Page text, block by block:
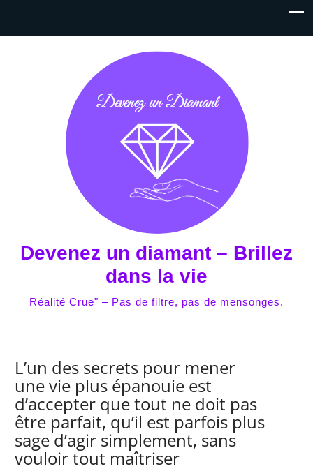
Devenez un diamant – Brillez
dans la vie
Réalité Crue" – Pas de filtre, pas de mensonges.
L’un des secrets pour mener
une vie plus épanouie est
d’accepter que tout ne doit pas
être parfait, qu’il est parfois plus
sage d’agir simplement, sans
vouloir tout maîtriser